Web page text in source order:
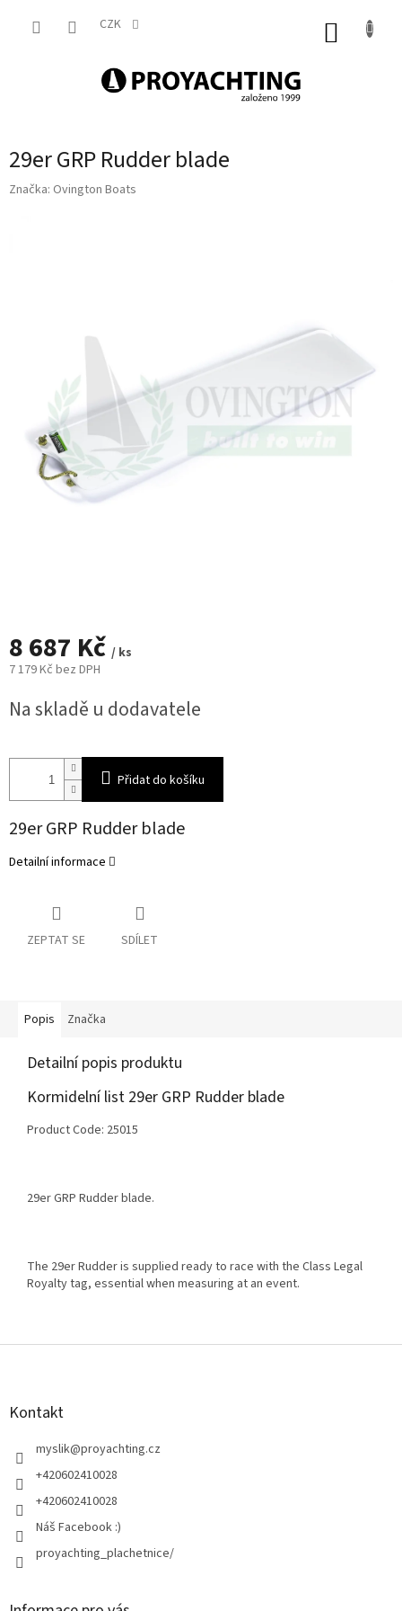
CZK
29er GRP Rudder blade
Značka: Ovington Boats
8 687 Kč / ks
7 179 Kč bez DPH
cena:
Na skladě u dodavatele
Přidat do košíku
29er GRP Rudder blade
Detailní informace
ZEPTAT SE SDÍLET
Popis Značka
Detailní popis produktu
Kormidelní list 29er GRP Rudder blade
Product Code: 25015
29er GRP Rudder blade.
The 29er Rudder is supplied ready to race with the Class Legal
Royalty tag, essential when measuring at an event.
Z
Kontakt
myslik@proyachting.cz
+420602410028
+420602410028
Náš Facebook :)
proyachting_plachetnice/